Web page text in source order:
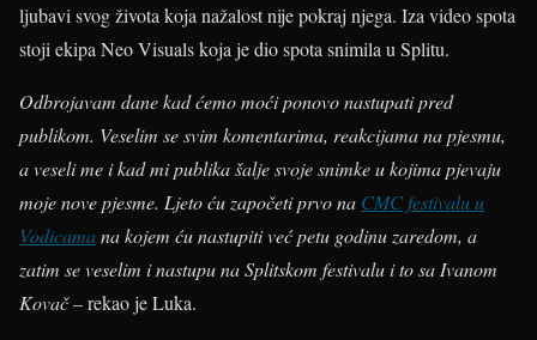
ljubavi svog života koja nažalost nije pokraj njega. Iza video spota
stoji ekipa Neo Visuals koja je dio spota snimila u Splitu.
Odbrojavam dane kad ćemo moći ponovo nastupati pred
publikom. Veselim se svim komentarima, reakcijama na pjesmu,
a veseli me i kad mi publika šalje svoje snimke u kojima pjevaju
moje nove pjesme. Ljeto ću započeti prvo na CMC festivalu u
Vodicamana kojem ću nastupiti već petu godinu zaredom, a
zatim se veselim i nastupu na Splitskom festivalu i to sa Ivanom
Kovač– rekao je Luka.